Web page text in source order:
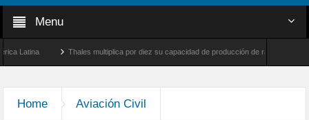
Menu
Thales multiplica por diez su capacidad de producción de radares en Brasil
Home Aviación Civil